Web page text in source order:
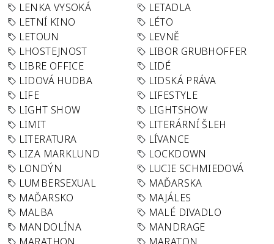
LENKA VYSOKÁ
LETADLA
LETNÍ KINO
LÉTO
LETOUN
LEVNĚ
LHOSTEJNOST
LIBOR GRUBHOFFER
LIBRE OFFICE
LIDÉ
LIDOVÁ HUDBA
LIDSKÁ PRÁVA
LIFE
LIFESTYLE
LIGHT SHOW
LIGHTSHOW
LIMIT
LITERÁRNÍ ŠLEH
LITERATURA
LÍVANCE
LIZA MARKLUND
LOCKDOWN
LONDÝN
LUCIE SCHMIEDOVÁ
LUMBERSEXUAL
MAĎARSKA
MAĎARSKO
MAJÁLES
MALBA
MALÉ DIVADLO
MANDOLÍNA
MANDRAGE